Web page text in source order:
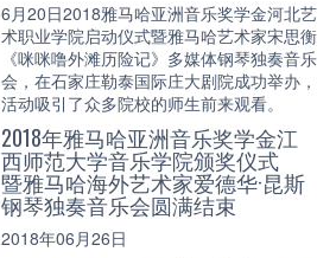
6月20日2018雅马哈亚洲音乐奖学金河北艺
术职业学院启动仪式暨雅马哈艺术家宋思衡
《咪咪噜外滩历险记》多媒体钢琴独奏音乐
会，在石家庄勒泰国际庄大剧院成功举办，
活动吸引了众多院校的师生前来观看。
2018年雅马哈亚洲音乐奖学金江
西师范大学音乐学院颁奖仪式
暨雅马哈海外艺术家爱德华·昆斯
钢琴独奏音乐会圆满结束
2018年06月26日